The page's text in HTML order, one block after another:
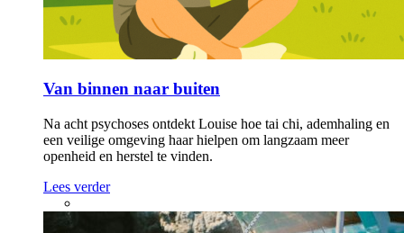
Van binnen naar buiten
Na acht psychoses ontdekt Louise hoe tai chi, ademhaling en
een veilige omgeving haar hielpen om langzaam meer
openheid en herstel te vinden.
Lees verder